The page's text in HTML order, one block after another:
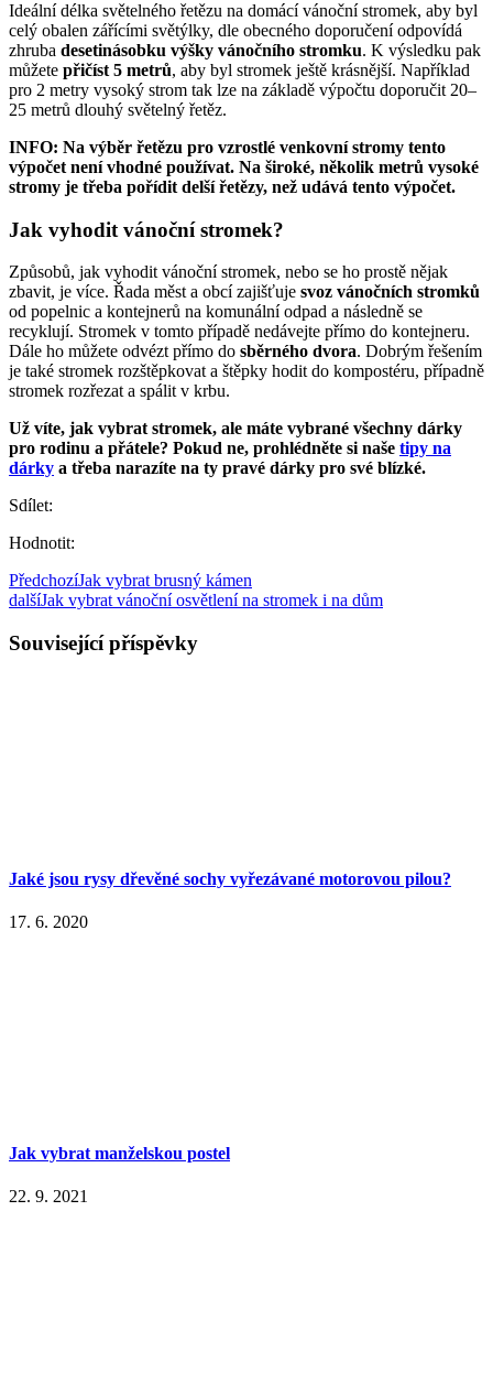
Ideální délka světelného řetězu na domácí vánoční stromek, aby byl
celý obalen zářícími světýlky, dle obecného doporučení odpovídá
zhruba desetinásobku výšky vánočního stromku. K výsledku pak
můžete přičíst 5 metrů, aby byl stromek ještě krásnější. Například
pro 2 metry vysoký strom tak lze na základě výpočtu doporučit 20–
25 metrů dlouhý světelný řetěz.
INFO: Na výběr řetězu pro vzrostlé venkovní stromy tento
výpočet není vhodné používat. Na široké, několik metrů vysoké
stromy je třeba pořídit delší řetězy, než udává tento výpočet.
Jak vyhodit vánoční stromek?
Způsobů, jak vyhodit vánoční stromek, nebo se ho prostě nějak
zbavit, je více. Řada měst a obcí zajišťuje svoz vánočních stromků
od popelnic a kontejnerů na komunální odpad a následně se
recyklují. Stromek v tomto případě nedávejte přímo do kontejneru.
Dále ho můžete odvézt přímo do sběrného dvora. Dobrým řešením
je také stromek rozštěpkovat a štěpky hodit do kompostéru, případně
stromek rozřezat a spálit v krbu.
Už víte, jak vybrat stromek, ale máte vybrané všechny dárky
pro rodinu a přátele? Pokud ne, prohlédněte si naše tipy na
dárky a třeba narazíte na ty pravé dárky pro své blízké.
Sdílet:
Hodnotit:
PředchozíJak vybrat brusný kámen
dalšíJak vybrat vánoční osvětlení na stromek i na dům
Související příspěvky
Jaké jsou rysy dřevěné sochy vyřezávané motorovou pilou?
17. 6. 2020
Jak vybrat manželskou postel
22. 9. 2021